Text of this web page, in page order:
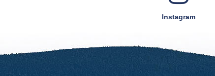
Instagram